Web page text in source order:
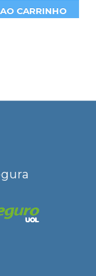
CARRINHO